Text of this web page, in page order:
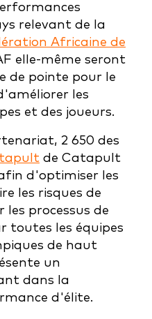
relevant de la
Africaine de
elle-même seront
de pointe pour le
les
et des joueurs.
2 650 des
de Catapult
d'optimiser les
les risques de
les processus de
toutes les équipes
de haut
un
dans la
d'élite.